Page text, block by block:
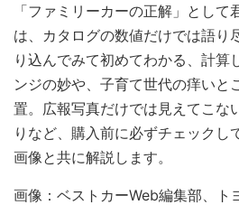
「ファミリーカーの正解」として
は、カタログの数値だけでは語り
り込んでみて初めてわかる、計算
ンジの妙や、子育て世代の痒いと
置。広報写真だけでは見えてこな
りなど、購入前に必ずチェックし
画像と共に解説します。
画像：ベストカーWeb編集部、ト